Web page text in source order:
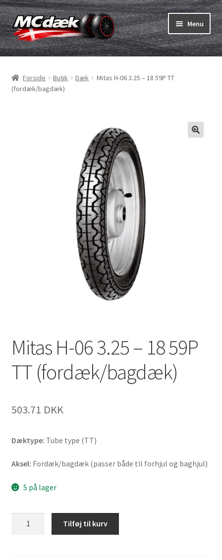
Spring
til
navigation
Spring
til
indhold
Menu
Dæk
Udfold
Slanger & fælgband
Udfold
Forside Butik Dæk
Mitas H-06 3.25 – 18 59P TT
(fordæk/bagdæk)
Mitas H-06 3.25 – 18 59P
TT (fordæk/bagdæk)
503.71 DKK
Dæktype: Tube type (TT)
Aksel: Fordæk/bagdæk (passer både til forhjul og baghjul)
5 på lager
Tilføj til kurv